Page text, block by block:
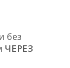
без
ЧЕРЕЗ